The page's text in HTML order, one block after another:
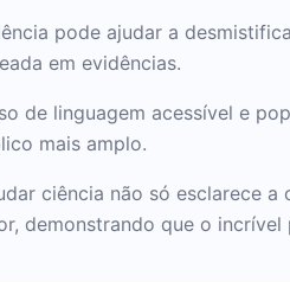
of Eden (1977), que ganhou
e O Mundo Assombrado
religião. Com sua esposa,
do quadro populares
(1997). O filme saiu após
de uma luta de 2 anos com
pode ajudar a
em evidências.
de linguagem acessível e
mais amplo.
ciência não só esclarece
demonstrando que o